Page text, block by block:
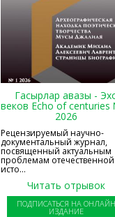
Гасырлар авазы -
веков Echo of
2026
Рецензируемый научно-
документальный журнал,
посвященный актуальным
проблемам отечественной
исто...
Читать отрывок
ПОДПИСАТЬСЯ НА
ИЗДАНИЕ